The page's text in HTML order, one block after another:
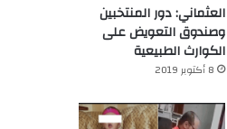
العثماني: دور المنتخبين
وصندوق التعويض على
الكوارث الطبيعية
8 أكتوبر 2019